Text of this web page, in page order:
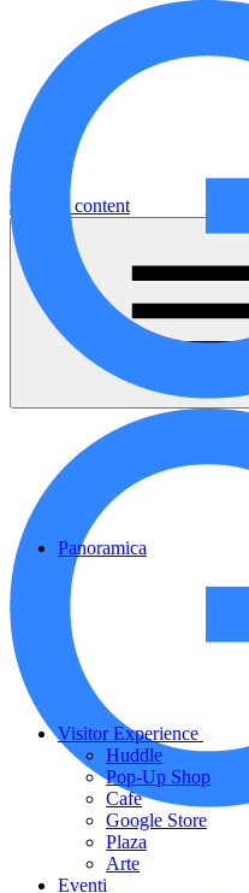
Jump to content
Panoramica
Visitor Experience
Huddle
Pop-Up Shop
Cafe
Google Store
Plaza
Arte
Eventi